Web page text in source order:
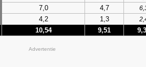
7,0 4,7
4,2 1,3
10,54 9,51
Advertentie